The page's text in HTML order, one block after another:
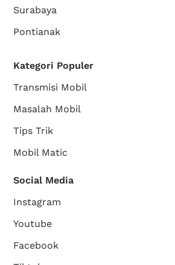
Surabaya
Pontianak
Kategori Populer
Transmisi Mobil
Masalah Mobil
Tips Trik
Mobil Matic
Social Media
Instagram
Youtube
Facebook